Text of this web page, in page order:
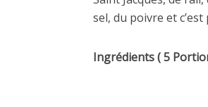
sel, du poivre et
Ingrédients ( 5